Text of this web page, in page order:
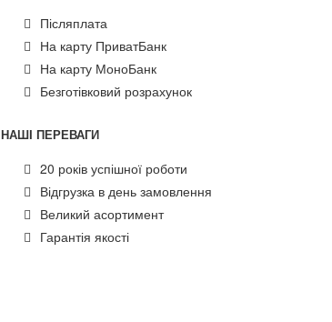
Післяплата
На карту ПриватБанк
На карту МоноБанк
Безготівковий розрахунок
НАШІ ПЕРЕВАГИ
20 років успішної роботи
Відгрузка в день замовлення
Великий асортимент
Гарантія якості